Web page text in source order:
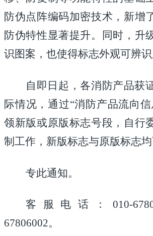
防伪点阵编码加密技术，新增
防伪特性显著提升。同时，升
识图案，也使得标志外观可辨识
自即日起，各消防产品获
际情况，通过“消防产品流向
领新版或原版标志号段，自行
制工作，新版标志与原版标志均
专此通知。
客服电话： 010-
67806002。